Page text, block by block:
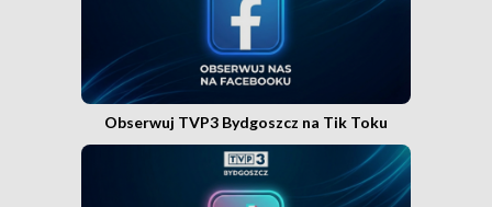
Obserwuj TVP3 Bydgoszcz na Tik Toku